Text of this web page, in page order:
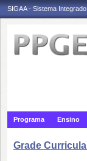
SIGAA - Sistema
Programa Ensino
Grade